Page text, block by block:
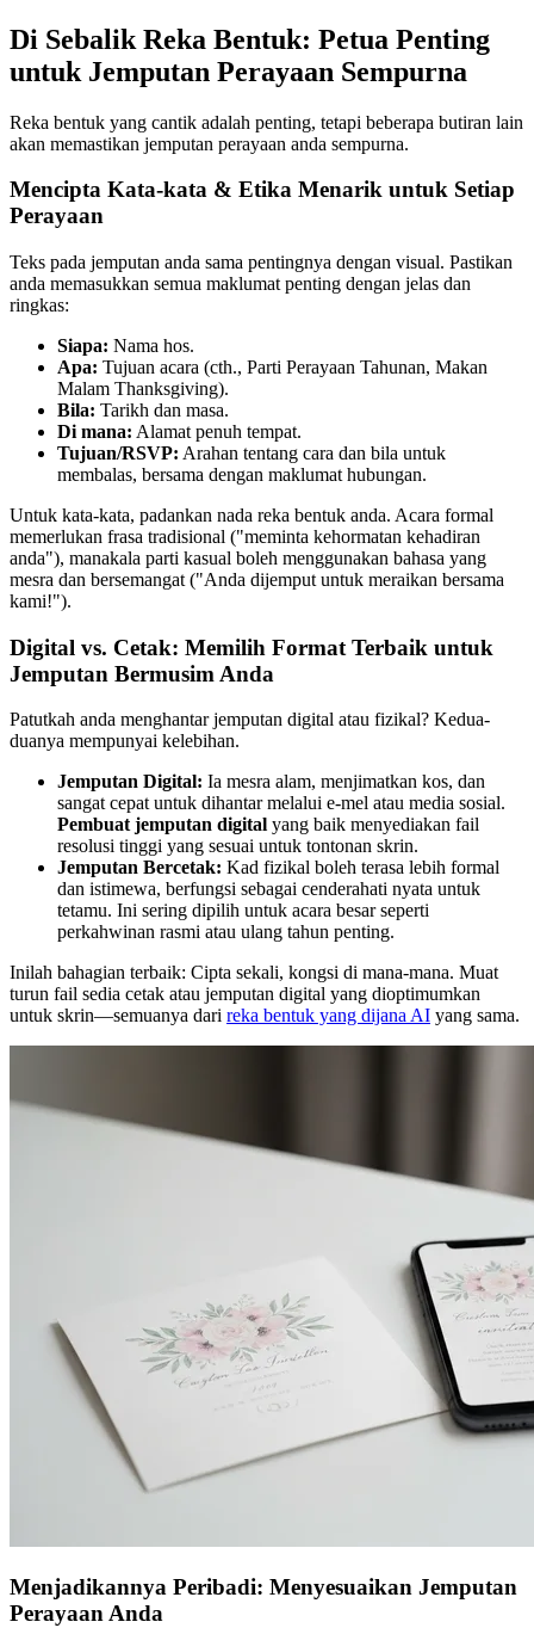
Di Sebalik Reka Bentuk: Petua Penting
untuk Jemputan Perayaan Sempurna
Reka bentuk yang cantik adalah penting, tetapi beberapa butiran lain
akan memastikan jemputan perayaan anda sempurna.
Mencipta Kata-kata & Etika Menarik untuk Setiap
Perayaan
Teks pada jemputan anda sama pentingnya dengan visual. Pastikan
anda memasukkan semua maklumat penting dengan jelas dan
ringkas:
Siapa: Nama hos.
Apa: Tujuan acara (cth., Parti Perayaan Tahunan, Makan
Malam Thanksgiving).
Bila: Tarikh dan masa.
Di mana: Alamat penuh tempat.
Tujuan/RSVP: Arahan tentang cara dan bila untuk
membalas, bersama dengan maklumat hubungan.
Untuk kata-kata, padankan nada reka bentuk anda. Acara formal
memerlukan frasa tradisional ("meminta kehormatan kehadiran
anda"), manakala parti kasual boleh menggunakan bahasa yang
mesra dan bersemangat ("Anda dijemput untuk meraikan bersama
kami!").
Digital vs. Cetak: Memilih Format Terbaik untuk
Jemputan Bermusim Anda
Patutkah anda menghantar jemputan digital atau fizikal? Kedua-
duanya mempunyai kelebihan.
Jemputan Digital: Ia mesra alam, menjimatkan kos, dan
sangat cepat untuk dihantar melalui e-mel atau media sosial.
Pembuat jemputan digital yang baik menyediakan fail
resolusi tinggi yang sesuai untuk tontonan skrin.
Jemputan Bercetak: Kad fizikal boleh terasa lebih formal
dan istimewa, berfungsi sebagai cenderahati nyata untuk
tetamu. Ini sering dipilih untuk acara besar seperti
perkahwinan rasmi atau ulang tahun penting.
Inilah bahagian terbaik: Cipta sekali, kongsi di mana-mana. Muat
turun fail sedia cetak atau jemputan digital yang dioptimumkan
untuk skrin—semuanya dari reka bentuk yang dijana AI yang sama.
Menjadikannya Peribadi: Menyesuaikan Jemputan
Perayaan Anda